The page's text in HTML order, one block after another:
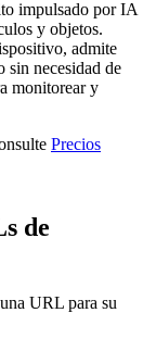
impulsado por IA
y objetos.
admite
sin necesidad de
monitorear y
Precios
de
URL para su